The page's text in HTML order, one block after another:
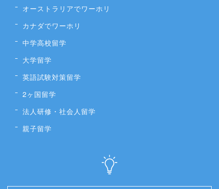
オーストラリアでワーホリ
カナダでワーホリ
中学高校留学
大学留学
英語試験対策留学
2ヶ国留学
法人研修・社会人留学
親子留学